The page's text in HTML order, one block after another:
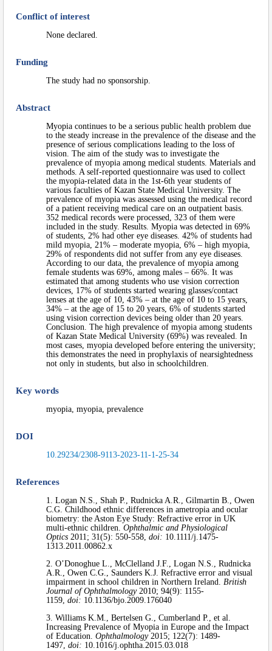
Conflict of interest
None declared.
Funding
The study had no sponsorship.
Abstract
Myopia continues to be a serious public health problem due
to the steady increase in the prevalence of the disease and the
presence of serious complications leading to the loss of
vision. The aim of the study was to investigate the
prevalence of myopia among medical students. Materials and
methods. A self-reported questionnaire was used to collect
the myopia-related data in the 1st-6th year students of
various faculties of Kazan State Medical University. The
prevalence of myopia was assessed using the medical record
of a patient receiving medical care on an outpatient basis.
352 medical records were processed, 323 of them were
included in the study. Results. Myopia was detected in 69%
of students, 2% had other eye diseases. 42% of students had
mild myopia, 21% – moderate myopia, 6% – high myopia,
29% of respondents did not suffer from any eye diseases.
According to our data, the prevalence of myopia among
female students was 69%, among males – 66%. It was
estimated that among students who use vision correction
devices, 17% of students started wearing glasses/contact
lenses at the age of 10, 43% – at the age of 10 to 15 years,
34% – at the age of 15 to 20 years, 6% of students started
using vision correction devices being older than 20 years.
Conclusion. The high prevalence of myopia among students
of Kazan State Medical University (69%) was revealed. In
most cases, myopia developed before entering the university;
this demonstrates the need in prophylaxis of nearsightedness
not only in students, but also in schoolchildren.
Key words
myopia, myopia, prevalence
DOI
10.29234/2308-9113-2023-11-1-25-34
References
1. Logan N.S., Shah P., Rudnicka A.R., Gilmartin B., Owen
C.G. Childhood ethnic differences in ametropia and ocular
biometry: the Aston Eye Study: Refractive error in UK
multi-ethnic children. Ophthalmic and Physiological
Optics 2011; 31(5): 550-558, doi: 10.1111/j.1475-
1313.2011.00862.x
2. O’Donoghue L., McClelland J.F., Logan N.S., Rudnicka
A.R., Owen C.G., Saunders K.J. Refractive error and visual
impairment in school children in Northern Ireland. British
Journal of Ophthalmology2010; 94(9): 1155-
1159, doi: 10.1136/bjo.2009.176040
3. Williams K.M., Bertelsen G., Cumberland P., et al.
Increasing Prevalence of Myopia in Europe and the Impact
of Education. Ophthalmology2015; 122(7): 1489-
1497, doi: 10.1016/j.ophtha.2015.03.018